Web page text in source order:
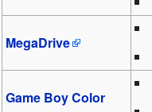
MegaDrive
Game Boy Color